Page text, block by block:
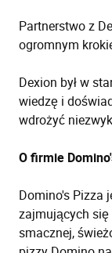
Partnerstwo z
ogromnym
Dexion był w
wiedzę i
wdrożyć
O firmie
Domino's Pizza
zajmujących
smacznej,